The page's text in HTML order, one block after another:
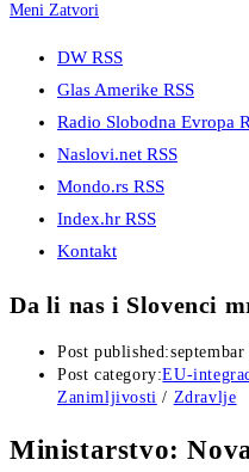
Meni Zatvori
DW RSS
Glas Amerike RSS
Radio Slobodna Evropa
Naslovi.net RSS
Mondo.rs RSS
Index.hr RSS
Kontakt
Da li nas i Slovenci
Post published:
Post category:EU-
Zanimljivosti / Zdravlje
Ministarstvo: